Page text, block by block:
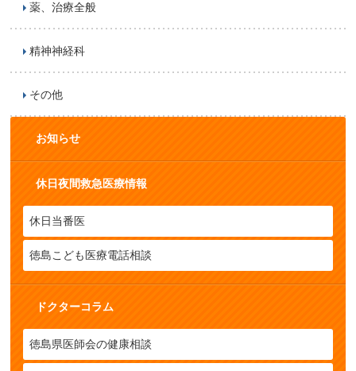
薬、治療全般
精神神経科
その他
お知らせ
休日夜間救急医療情報
休日当番医
徳島こども医療電話相談
ドクターコラム
徳島県医師会の健康相談